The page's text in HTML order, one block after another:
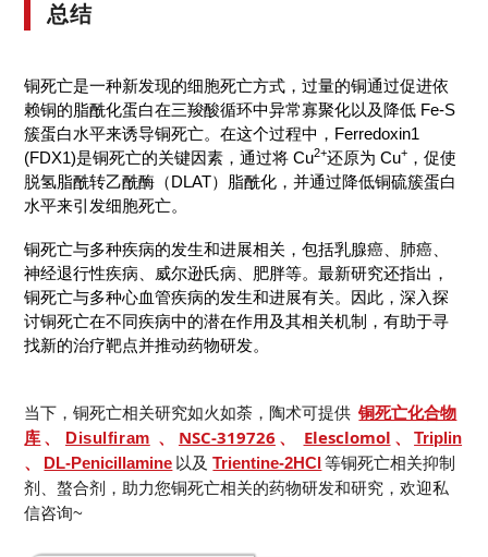
总结
铜死亡是一种新发现的细胞死亡方式，过量的铜通过促进依
赖铜的脂酰化蛋白在三羧酸循环中异常寡聚化以及降低 Fe-S
簇蛋白水平来诱导铜死亡。在这个过程中，Ferredoxin1
(FDX1)是铜死亡的关键因素，通过将 Cu2+还原为 Cu+ ，促使
脱氢脂酰转乙酰酶（DLAT）脂酰化，并通过降低铜硫簇蛋白
水平来引发细胞死亡。
铜死亡与多种疾病的发生和进展相关，包括乳腺癌、肺癌、
神经退行性疾病、威尔逊氏病、肥胖等。最新研究还指出，
铜死亡与多种心血管疾病的发生和进展有关。因此，深入探
讨铜死亡在不同疾病中的潜在作用及其相关机制，有助于寻
找新的治疗靶点并推动药物研发。
当下，铜死亡相关研究如火如荼，陶术可提供 铜死亡化合物
库 、 Disulfiram 、 NSC-319726 、 Elesclomol 、
Triplin
、
DL-Penicillamine 以及Trientine-2HCl 等铜死亡相关抑制
剂、螯合剂，助力您铜死亡相关的药物研发和研究，欢迎私
信咨询~